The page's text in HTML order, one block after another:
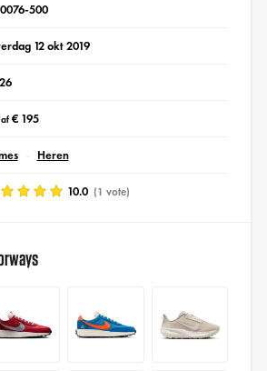
500
12 okt 2019
€ 195
Heren
10.0 (1 vote)